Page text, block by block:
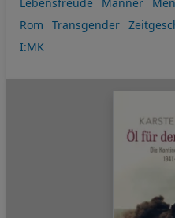
Rom
Transgender
I:MK